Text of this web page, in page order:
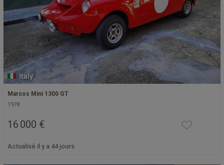
Italy
Marcos Mini 1300 GT
1978
16 000 €
Actualisé il y a 44 jours